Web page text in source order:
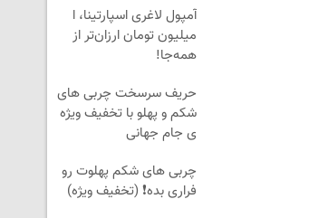
آمپول لاغری اسپارتینا، ا
میلیون تومان ارزان‌تر از
همه‌جا!
حریف سرسخت چربی های
شکم و پهلو با تخفیف ویژه
ی جام جهانی
چربی های شکم پهلوت رو
فراری بده❗ (تخفیف ویژه)